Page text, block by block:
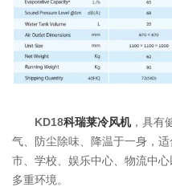
KD18科瑞莱冷风机，具有
气、防尘除味、降温于一身，
市、学校、娱乐中心、物流中
多重环境。